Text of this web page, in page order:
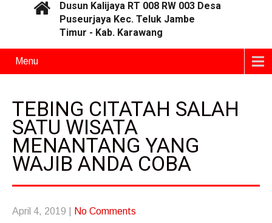
Dusun Kalijaya RT 008 RW 003 Desa
Puseurjaya Kec. Teluk Jambe
Timur - Kab. Karawang
Menu
TEBING CITATAH SALAH
SATU WISATA
MENANTANG YANG
WAJIB ANDA COBA
April 4, 2019 No Comments